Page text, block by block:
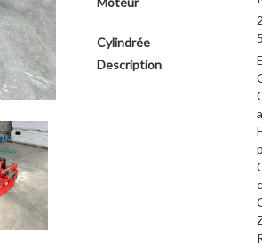
Cylindrée
Description